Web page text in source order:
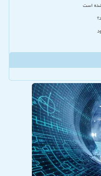
شده است